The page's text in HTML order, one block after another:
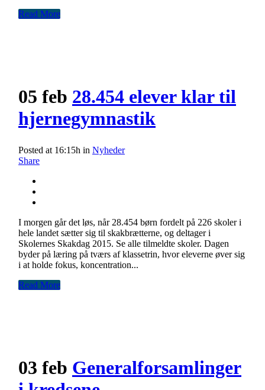
Read More
05 feb 28.454 elever klar til
hjernegymnastik
Posted at 16:15h in Nyheder
Share
I morgen går det løs, når 28.454 børn fordelt på 226 skoler i
hele landet sætter sig til skakbrætterne, og deltager i
Skolernes Skakdag 2015. Se alle tilmeldte skoler. Dagen
byder på læring på tværs af klassetrin, hvor eleverne øver sig
i at holde fokus, koncentration...
Read More
03 feb Generalforsamlinger